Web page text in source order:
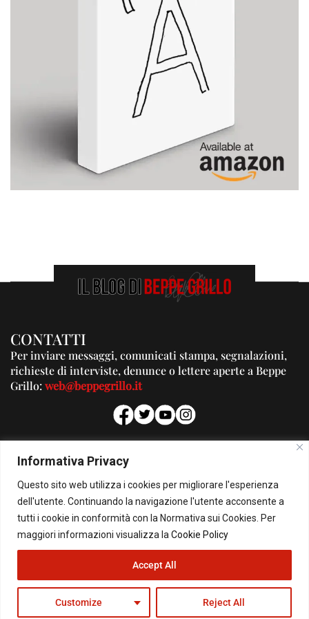
Informativa Privacy
Questo sito web utilizza i cookies per migliorare l'esperienza
dell'utente. Continuando la navigazione l'utente acconsente a
tutti i cookie in conformità con la Normativa sui Cookies. Per
maggiori informazioni visualizza la Cookie Policy
Customize Reject All
Accept All
CONTATTI
Per inviare messaggi, comunicati stampa, segnalazioni,
richieste di interviste, denunce o lettere aperte a Beppe
Grillo:web@beppegrillo.it
PUBBLICITA'
Per la tua pubblicità su questo Blog:
pubblicita@beppegrillo.it
HOMEPAGE COOKIE POLICY PRIVACY POLICY CONTATTI
© Copyright 2026 - Il Blog di Beppe Grillo. All Rights Reserved - Powered by
happygrafic.com